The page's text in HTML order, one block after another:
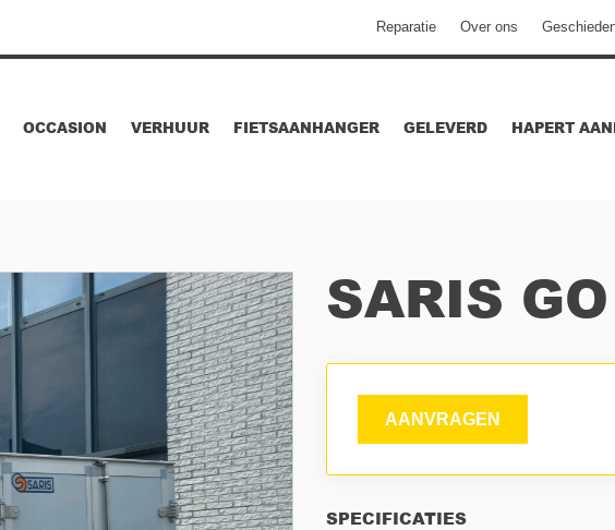
Reparatie Over ons
OCCASION VERHUUR FIETSAANHANGER GELEVERD HAPERT
SARIS
AANVRAGEN
SPECIFICATIES